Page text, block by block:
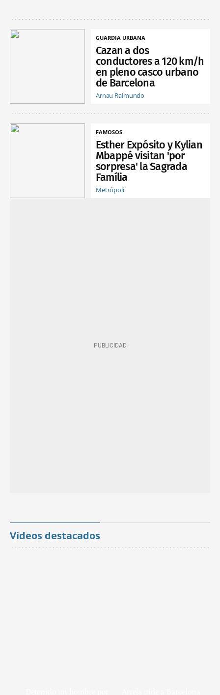
GUARDIA URBANA
Cazan a dos
conductores a 120 km/h
en pleno casco urbano
de Barcelona
Arnau Raimundo
FAMOSOS
Esther Expósito y Kylian
Mbappé visitan 'por
sorpresa' la Sagrada
Família
Metrópoli
Videos destacados